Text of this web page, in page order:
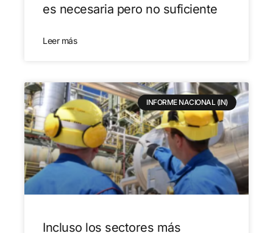
es necesaria pero no suficiente
Leer más
INFORME NACIONAL (IN)
Incluso los sectores más